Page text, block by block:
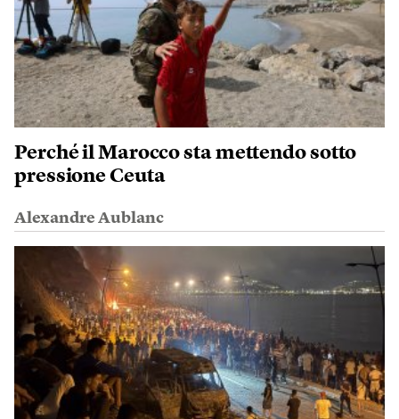
Perché il Marocco sta mettendo sotto
pressione Ceuta
Alexandre Aublanc